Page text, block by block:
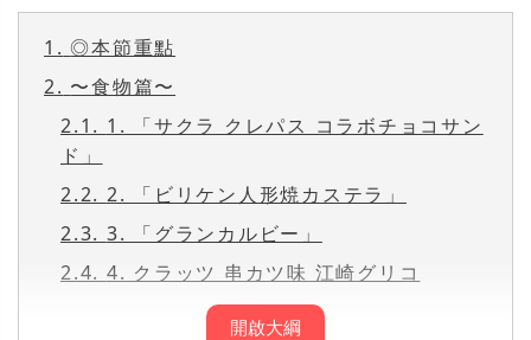
開啟大綱
1. ◎本節重點
2. 〜食物篇〜
2.1. 1. 「サクラ クレパス コラボチョコサン
ド」
2.2. 2. 「ビリケン人形焼カステラ」
2.3. 3. 「グランカルビー」
2.4. 4. クラッツ 串カツ味 江崎グリコ